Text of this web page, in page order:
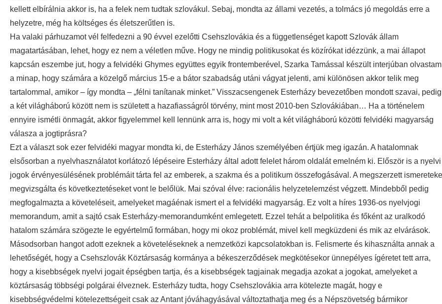
kellett elbírálnia akkor is, ha a felek nem tudtak szlovákul. Sebaj, mondta az állami vezetés, a tolmács jó megoldás erre a
helyzetre, még ha költséges és életszerűtlen is.
Ha valaki párhuzamot vél felfedezni a 90 évvel ezelőtti Csehszlovákia és a függetlenséget kapott Szlovák állam
magatartásában, lehet, hogy ez nem a véletlen műve. Hogy ne mindig politikusokat és közírókat idézzünk, a mai állapot
kapcsán eszembe jut, hogy a felvidéki Ghymes együttes egyik frontemberével, Szarka Tamással készült interjúban olvastam
a minap, hogy számára a közelgő március 15-e a bátor szabadság utáni vágyat jelenti, ami különösen akkor telik meg
tartalommal, amikor – így mondta – „félni tanítanak minket.” Visszacsengenek Esterházy bevezetőben mondott szavai, pedig
a két világháború között nem is született a hazafiasságról törvény, mint most 2010-ben Szlovákiában… Ha a történelem
ennyire ismétli önmagát, akkor figyelemmel kell lennünk arra is, hogy mi volt a két világháború közötti felvidéki magyarság
válasza a jogtiprásra?
Ezt a választ sok ezer felvidéki magyar mondta ki, de Esterházy János személyében értjük meg igazán. A hatalomnak
elsősorban a nyelvhasználatot korlátozó lépéseire Esterházy által adott felelet három oldalát emelném ki. Először is a nyelvi
jogok érvényesülésének problémáit tárta fel az emberek, a szakma és a politikum összefogásával. A megszerzett
megvizsgálta és következtetéseket vont le belőlük. Mai szóval élve: racionális helyzetelemzést végzett. Mindebből pedig
megfogalmazta a követeléseit, amelyeket magáénak ismert el a felvidéki magyarság. Ez volt a híres 1936-os nyelvjogi
memorandum, amit a sajtó csak Esterházy-memorandumként emlegetett. Ezzel tehát a belpolitika és főként az uralkodó
hatalom számára szögezte le egyértelmű formában, hogy mi okoz problémát, mivel kell megküzdeni és mik az elvárások.
Másodsorban hangot adott ezeknek a követeléseknek a nemzetközi kapcsolatokban is. Felismerte és kihasználta annak a
lehetőségét, hogy a Csehszlovák Köztársaság kormánya a békeszerződések megkötésekor ünnepélyes ígéretet tett arra,
hogy a kisebbségek nyelvi jogait épségben tartja, és a kisebbségek tagjainak megadja azokat a jogokat, amelyeket a
köztársaság többségi polgárai élveznek. Esterházy tudta, hogy Csehszlovákia arra kötelezte magát, hogy e
kisebbségvédelmi kötelezettségeit csak az Antant jóváhagyásával változtathatja meg és a Népszövetség bármikor